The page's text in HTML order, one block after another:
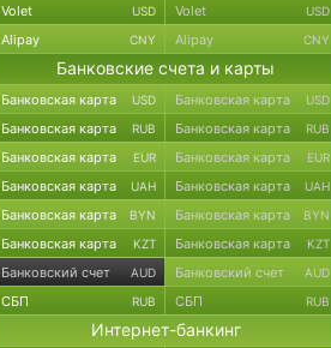
Volet USD Volet USD
Alipay CNY Alipay CNY
Банковские счета и карты
Банковская карта USD Банковская карта USD
Банковская карта RUB Банковская карта RUB
Банковская карта EUR Банковская карта EUR
Банковская карта UAH Банковская карта UAH
Банковская карта BYN Банковская карта BYN
Банковская карта KZT Банковская карта KZT
Банковский счет AUD Банковский счет AUD
СБП RUB СБП RUB
Интернет-банкинг